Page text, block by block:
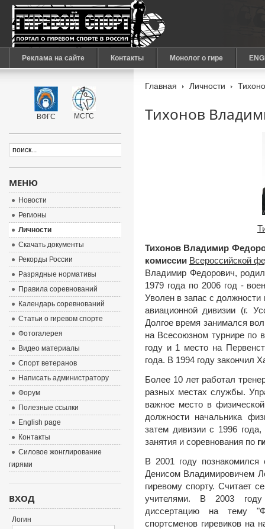
Реклама на сайте Контакты Монолог о гире
Главная Личности
Тихонов
Тихонов Владимир
комиссии Всероссийской
Владимир Федорович,
1979 года по 2006 год -
Уволен в запас с должности
авиационной дивизии (г.
Долгое время занимался
на Всесоюзном турнире по
году и 1 место на
года. В 1994 году закончил
Более 10 лет работал
разных местах службы.
важное место в
должности начальника
затем дивизии с 1996
занятия и соревнования по
В 2001 году
Денисом Владимировичем
гиревому спорту. Считает
учителями. В 2003
диссертацию на тему
спортсменов гиревиков на
ВФГС МСГС
МЕНЮ
Новости
Регионы
Личности
Скачать документы
Рекорды России
Разрядные нормативы
Правила соревнований
Календарь соревнований
Статьи о гиревом спорте
Фотогалерея
Видео материалы
Спорт ветеранов
Написать администратору
Форум
Полезные ссылки
English page
Контакты
Силовое жонглирование
гирями
ВХОД
Логин